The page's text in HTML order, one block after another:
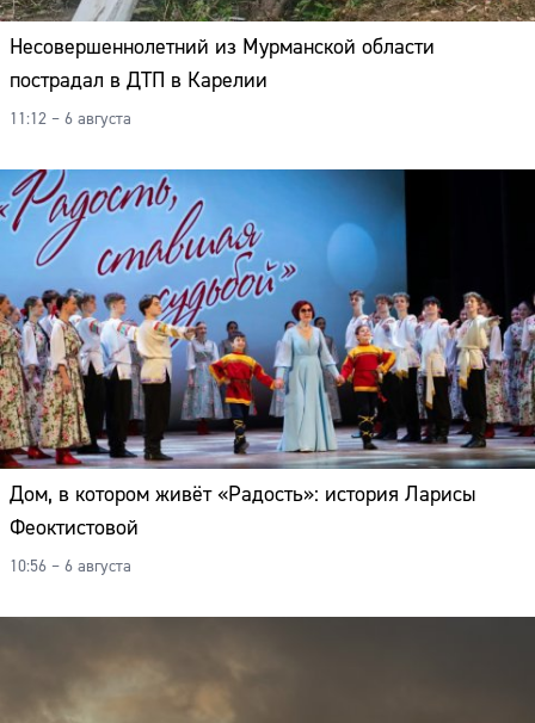
Несовершеннолетний из Мурманской области
пострадал в ДТП в Карелии
11:12 – 6 августа
Дом, в котором живёт «Радость»: история Ларисы
Феоктистовой
10:56 – 6 августа